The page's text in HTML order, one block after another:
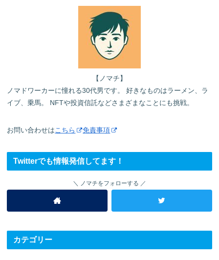
【ノマチ】
ノマドワーカーに憧れる30代男です。 好きなものはラーメン、ラ
イブ、乗馬。 NFTや投資信託などさまざまなことにも挑戦。
お問い合わせはこちら 免責事項
Twitterでも情報発信してます！
ノマチをフォローする
カテゴリー